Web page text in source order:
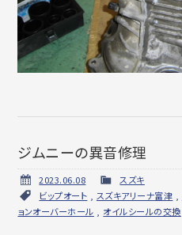
ジムニーの異音修理
2023.06.08
スズキ
ビップオート
スズキアリーナ富津
ョンオーバーホール
オイルシールの交換